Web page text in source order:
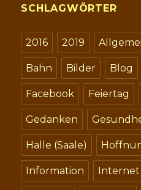
SCHLAGWÖRTER
2016 2019
Bahn Bilder Blog
Facebook Feiertag
Gedanken
Halle (Saale)
Information Internet